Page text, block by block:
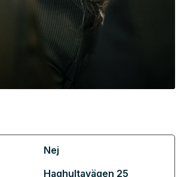
Nej
Haghultavägen 25